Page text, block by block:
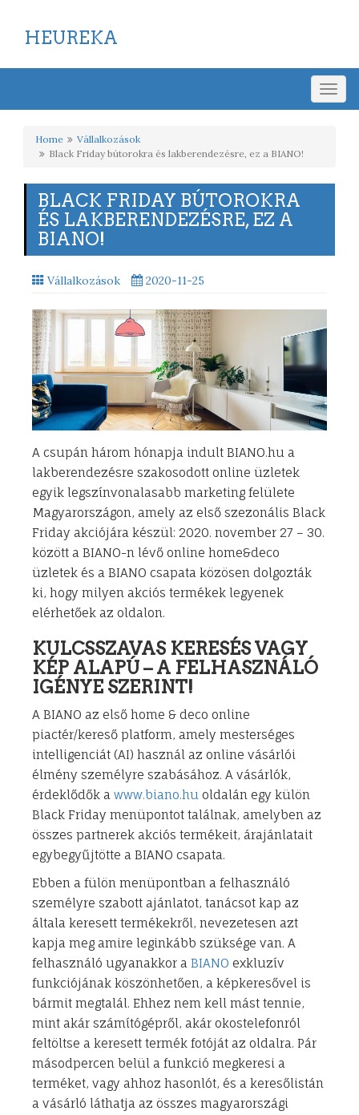
HEUREKA
Home
Vállalkozások
Black Friday bútorokra és lakberendezésre, ez a BIANO!
BLACK FRIDAY BÚTOROKRA
ÉS LAKBERENDEZÉSRE, EZ A
BIANO!
Vállalkozások 2020-11-25
A csupán három hónapja indult BIANO.hu a
lakberendezésre szakosodott online üzletek
egyik legszínvonalasabb marketing felülete
Magyarországon, amely az első szezonális Black
Friday akciójára készül: 2020. november 27 – 30.
között a BIANO-n lévő online home&deco
üzletek és a BIANO csapata közösen dolgozták
ki, hogy milyen akciós termékek legyenek
elérhetőek az oldalon.
KULCSSZAVAS KERESÉS VAGY
KÉP ALAPÚ – A FELHASZNÁLÓ
IGÉNYE SZERINT!
A BIANO az első home & deco online
piactér/kereső platform, amely mesterséges
intelligenciát (AI) használ az online vásárlói
élmény személyre szabásához. A vásárlók,
érdeklődők a www.biano.hu oldalán egy külön
Black Friday menüpontot találnak, amelyben az
összes partnerek akciós termékeit, árajánlatait
egybegyűjtötte a BIANO csapata.
Ebben a fülön menüpontban a felhasználó
személyre szabott ajánlatot, tanácsot kap az
általa keresett termékekről, nevezetesen azt
kapja meg amire leginkább szüksége van. A
felhasználó ugyanakkor a BIANO exkluzív
funkciójának köszönhetően, a képkeresővel is
bármit megtalál. Ehhez nem kell mást tennie,
mint akár számítógépről, akár okostelefonról
feltöltse a keresett termék fotóját az oldalra. Pár
másodpercen belül a funkció megkeresi a
terméket, vagy ahhoz hasonlót, és a keresőlistán
a vásárló láthatja az összes magyarországi